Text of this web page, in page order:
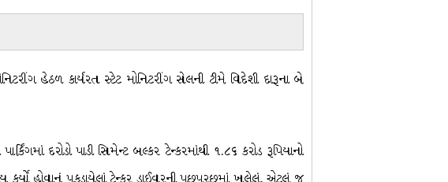
હેઠળ કાર્યરત સ્ટેટ મોનિટરીંગ સેલની ટીમે વિદેશી દારૂના બે
દરોડો પાડી સિમેન્ટ બલ્કર ટેન્કરમાંથી ૧.૮૬ કરોડ રૂપિયાનો